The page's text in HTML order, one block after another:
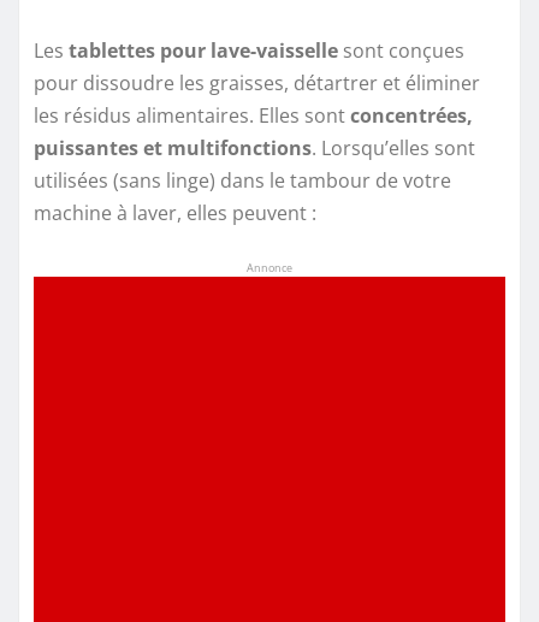
Les tablettes pour lave-vaisselle sont conçues
pour dissoudre les graisses, détartrer et éliminer
les résidus alimentaires. Elles sontconcentrées,
puissantes et multifonctions. Lorsqu’elles sont
utilisées (sans linge) dans le tambour de votre
machine à laver, elles peuvent :
Annonce